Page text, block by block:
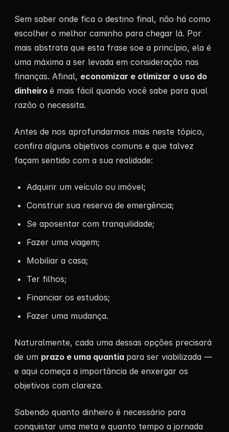
Sem saber onde fica o destino final, não há como
escolher o melhor caminho para chegar lá. Por
mais abstrata que esta frase soe a princípio, ela é
uma máxima a ser levada em consideração nas
finanças. Afinal, economizar e otimizar o uso do
dinheiro é mais fácil quando você sabe para qual
razão o necessita.
Antes de nos aprofundarmos mais neste tópico,
confira alguns objetivos comuns e que talvez
façam sentido com a sua realidade:
Adquirir um veículo ou imóvel;
Construir sua reserva de emergência;
Se aposentar com tranquilidade;
Fazer uma viagem;
Mobiliar a casa;
Ter filhos;
Financiar os estudos;
Fazer uma mudança.
Naturalmente, cada uma dessas opções precisará
de um prazo e uma quantia para ser viabilizada —
e aqui começa a importância de enxergar os
objetivos com clareza.
Sabendo quanto dinheiro é necessário para
conquistar uma meta e quanto tempo a jornada